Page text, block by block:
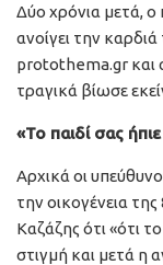
Δύο χρόνια μετά, ο
ανοίγει την
protothema.gr και
τραγικά βίωσε
«Το παιδί σας
Αρχικά οι
την οικογένεια
Καζάζης ότι «ότι
στιγμή και μετά η